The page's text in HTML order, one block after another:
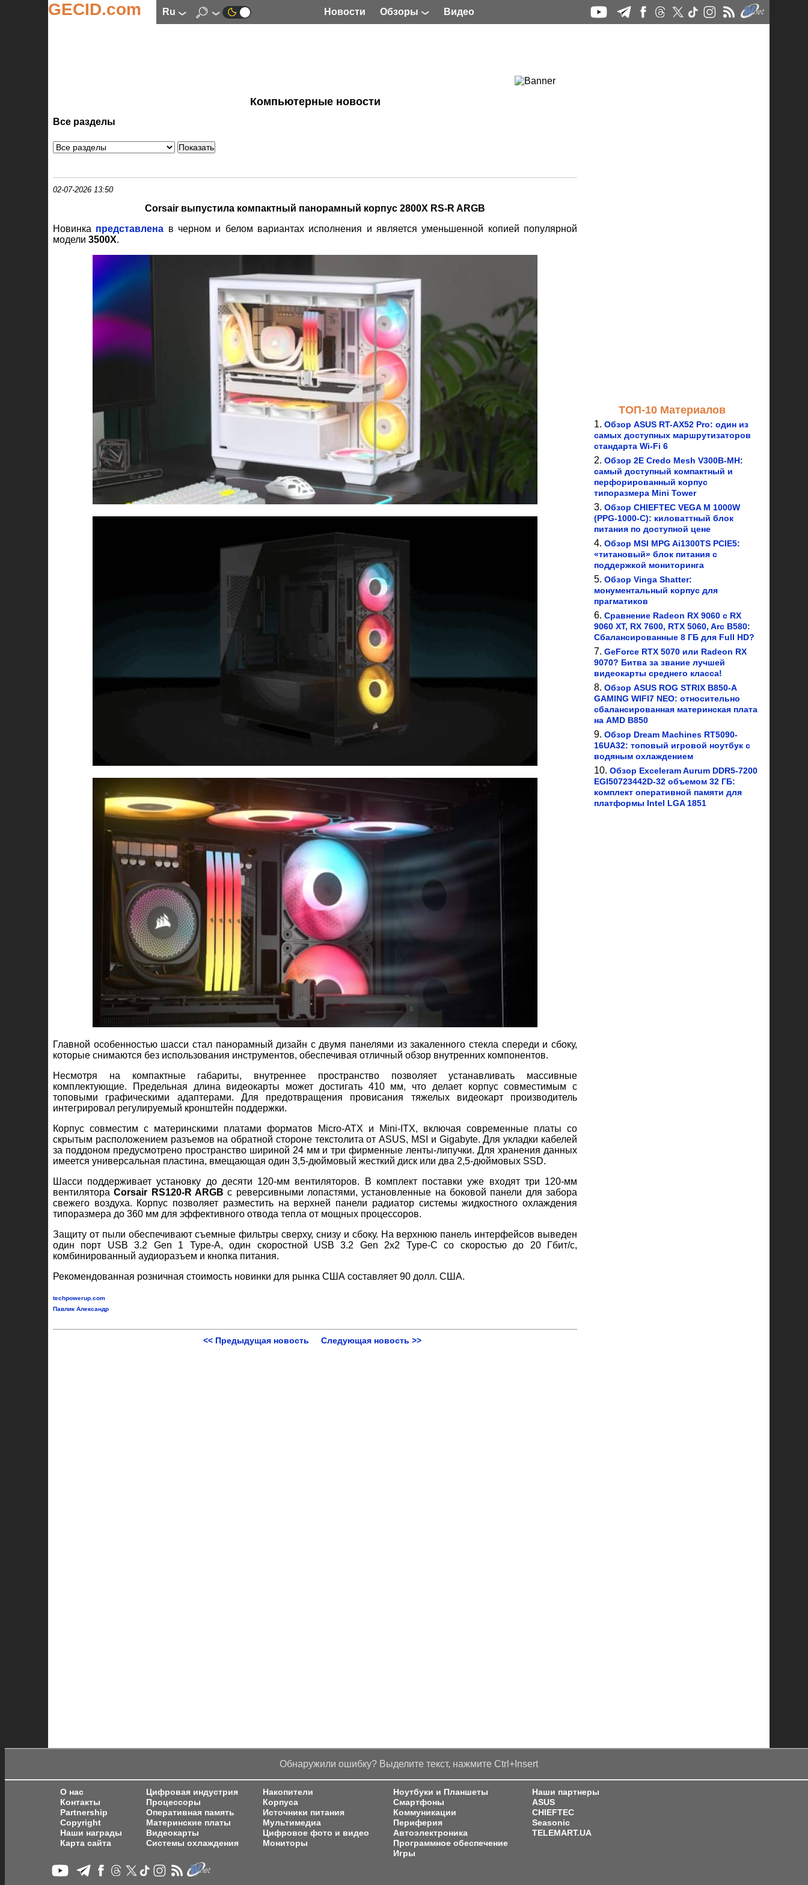
GECID.com ru Новости Обзоры Видео
Компьютерные новости
Все разделы
02-07-2026 13:50
Corsair выпустила компактный панорамный корпус 2800X RS-R ARGB
Новинка представлена в черном и белом вариантах исполнения и является уменьшенной копией популярной
модели 3500X.
Главной особенностью шасси стал панорамный дизайн с двумя панелями из закаленного стекла спереди и сбоку,
которые снимаются без использования инструментов, обеспечивая отличный обзор внутренних компонентов.
Несмотря на компактные габариты, внутреннее пространство позволяет устанавливать массивные
комплектующие. Предельная длина видеокарты может достигать 410 мм, что делает корпус совместимым с
топовыми графическими адаптерами. Для предотвращения провисания тяжелых видеокарт производитель
интегрировал регулируемый кронштейн поддержки.
Корпус совместим с материнскими платами форматов Micro-ATX и Mini-ITX, включая современные платы со
скрытым расположением разъемов на обратной стороне текстолита от ASUS, MSI и Gigabyte. Для укладки кабелей
за поддоном предусмотрено пространство шириной 24 мм и три фирменные ленты-липучки. Для хранения данных
имеется универсальная пластина, вмещающая один 3,5-дюймовый жесткий диск или два 2,5-дюймовых SSD.
Шасси поддерживает установку до десяти 120-мм вентиляторов. В комплект поставки уже входят три 120-мм
вентилятораCorsair RS120-R ARGB с реверсивными лопастями, установленные на боковой панели для забора
свежего воздуха. Корпус позволяет разместить на верхней панели радиатор системы жидкостного охлаждения
типоразмера до 360 мм для эффективного отвода тепла от мощных процессоров.
Защиту от пыли обеспечивают съемные фильтры сверху, снизу и сбоку. На верхнюю панель интерфейсов выведен
один порт USB 3.2 Gen 1 Type-A, один скоростной USB 3.2 Gen 2x2 Type-C со скоростью до 20 Гбит/с,
комбинированный аудиоразъем и кнопка питания.
Рекомендованная розничная стоимость новинки для рынка США составляет 90 долл. США.
techpowerup.com
Павлик Александр
<< Предыдущая новость Следующая новость >>
ТОП-10 Материалов
Обзор ASUS RT-AX52 Pro: один из
самых доступных маршрутизаторов
стандарта Wi-Fi 6
Обзор 2E Credo Mesh V300B-MH:
самый доступный компактный и
перфорированный корпус
типоразмера Mini Tower
Обзор CHIEFTEC VEGA M 1000W
(PPG-1000-C): киловаттный блок
питания по доступной цене
Обзор MSI MPG Ai1300TS PCIE5:
«титановый» блок питания с
поддержкой мониторинга
Обзор Vinga Shatter:
монументальный корпус для
прагматиков
Сравнение Radeon RX 9060 с RX
9060 XT, RX 7600, RTX 5060, Arc B580:
Сбалансированные 8 ГБ для Full HD?
GeForce RTX 5070 или Radeon RX
9070? Битва за звание лучшей
видеокарты среднего класса!
Обзор ASUS ROG STRIX B850-A
GAMING WIFI7 NEO: относительно
сбалансированная материнская плата
на AMD B850
Обзор Dream Machines RT5090-
16UA32: топовый игровой ноутбук с
водяным охлаждением
Обзор Exceleram Aurum DDR5-7200
EGI50723442D-32 объемом 32 ГБ:
комплект оперативной памяти для
платформы Intel LGA 1851
Обнаружили ошибку? Выделите текст, нажмите Ctrl+Insert
О нас
Контакты
Partnership
Copyright
Наши награды
Карта сайта
Цифровая индустрия
Процессоры
Оперативная память
Материнские платы
Видеокарты
Системы охлаждения
Накопители
Корпуса
Источники питания
Мультимедиа
Цифровое фото и видео
Мониторы
Ноутбуки и Планшеты
Смартфоны
Коммуникации
Периферия
Автоэлектроника
Программное обеспечение
Игры
Наши партнеры
ASUS
CHIEFTEC
Seasonic
TELEMART.UA